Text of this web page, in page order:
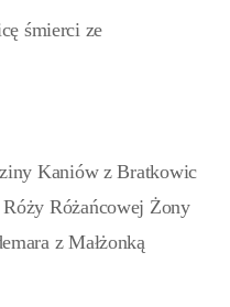
śmierci ze
Kaniów z Bratkowic
Różańcowej Żony
z Małżonką